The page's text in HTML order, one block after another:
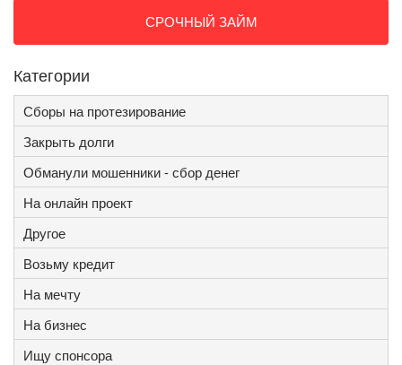
СРОЧНЫЙ ЗАЙМ
Категории
Сборы на протезирование
Закрыть долги
Обманули мошенники - сбор денег
На онлайн проект
Другое
Возьму кредит
На мечту
На бизнес
Ищу спонсора